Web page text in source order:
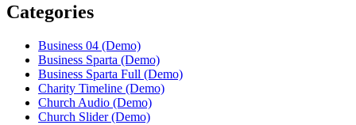
Categories
Business 04 (Demo)
Business Sparta (Demo)
Business Sparta Full (Demo)
Charity Timeline (Demo)
Church Audio (Demo)
Church Slider (Demo)